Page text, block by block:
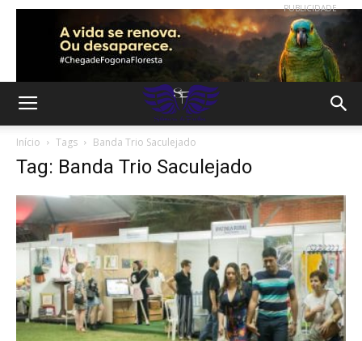
PUBLICIDADE
Início Tags Banda Trio Saculejado
Tag: Banda Trio Saculejado